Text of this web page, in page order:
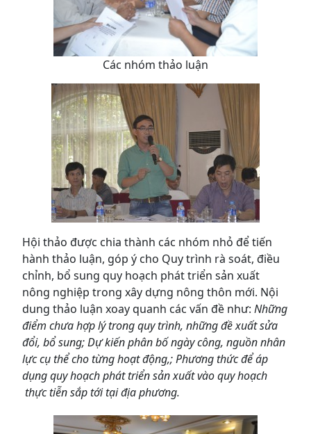
Các nhóm thảo luận
Hội thảo được chia thành các nhóm nhỏ để tiến
hành thảo luận, góp ý cho Quy trình rà soát, điều
chỉnh, bổ sung quy hoạch phát triển sản xuất
nông nghiệp trong xây dựng nông thôn mới. Nội
dung thảo luận xoay quanh các vấn đề như: Những
điểm chưa hợp lý trong quy trình, những đề xuất sửa
đổi, bổ sung; Dự kiến phân bố ngày công, nguồn nhân
lực cụ thể cho từng hoạt động,; Phương thức để áp
dụng quy hoạch phát triển sản xuất vào quy hoạch
thực tiễn sắp tới tại địa phương.